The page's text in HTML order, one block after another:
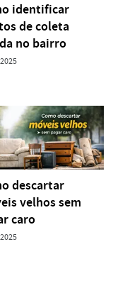
identificar
de coleta
no bairro
descartar
velhos sem
caro